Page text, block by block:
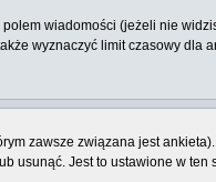
polem wiadomości (jeżeli nie
wyznaczyć limit czasowy dla
zawsze związana jest
usunąć. Jest to ustawione w ten